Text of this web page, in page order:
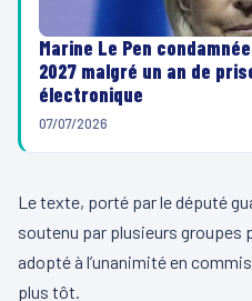
Marine Le Pen
2027 malgré un an de
électronique
07/07/2026
Le texte, porté par le député
soutenu par plusieurs groupes
adopté à l’unanimité en
plus tôt.